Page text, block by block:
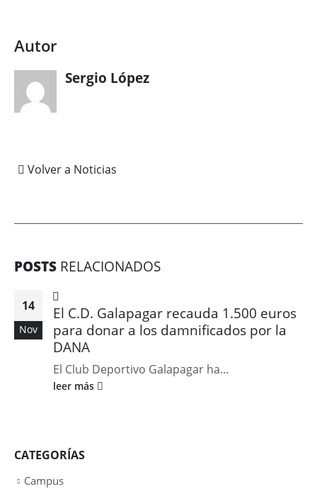
Autor
Sergio López
Volver a Noticias
POSTS RELACIONADOS
14
Nov
El C.D. Galapagar recauda 1.500 euros
para donar a los damnificados por la
DANA
El Club Deportivo Galapagar ha...
leer más
CATEGORÍAS
Campus